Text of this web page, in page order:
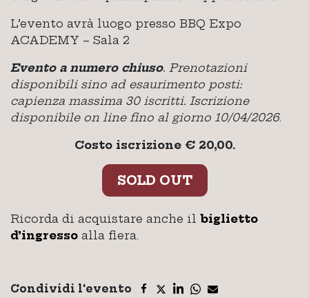
L’evento avrà luogo presso BBQ Expo
ACADEMY – Sala 2
Evento a numero chiuso. Prenotazioni
disponibili sino ad esaurimento posti:
capienza massima 30 iscritti. Iscrizione
disponibile on line fino al giorno 10/04/2026.
Costo iscrizione € 20,00.
SOLD OUT
Ricorda di acquistare anche il biglietto
d’ingresso alla fiera.
Condividi l'evento